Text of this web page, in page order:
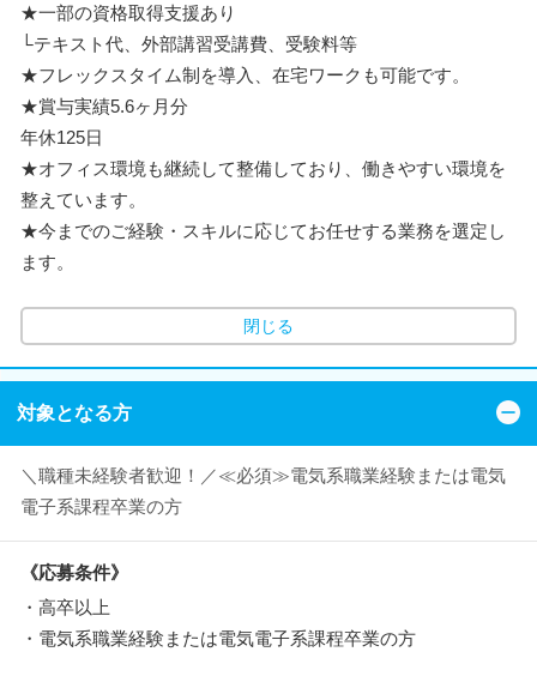
★一部の資格取得支援あり
└テキスト代、外部講習受講費、受験料等
★フレックスタイム制を導入、在宅ワークも可能です。
★賞与実績5.6ヶ月分
年休125日
★オフィス環境も継続して整備しており、働きやすい環境を
整えています。
★今までのご経験・スキルに応じてお任せする業務を選定し
ます。
閉じる
対象となる方
＼職種未経験者歓迎！／≪必須≫電気系職業経験または電気
電子系課程卒業の方
《応募条件》
・高卒以上
・電気系職業経験または電気電子系課程卒業の方